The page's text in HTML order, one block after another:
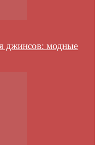
джинсов: модные